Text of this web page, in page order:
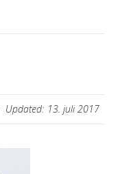
Updated: 13. juli 2017